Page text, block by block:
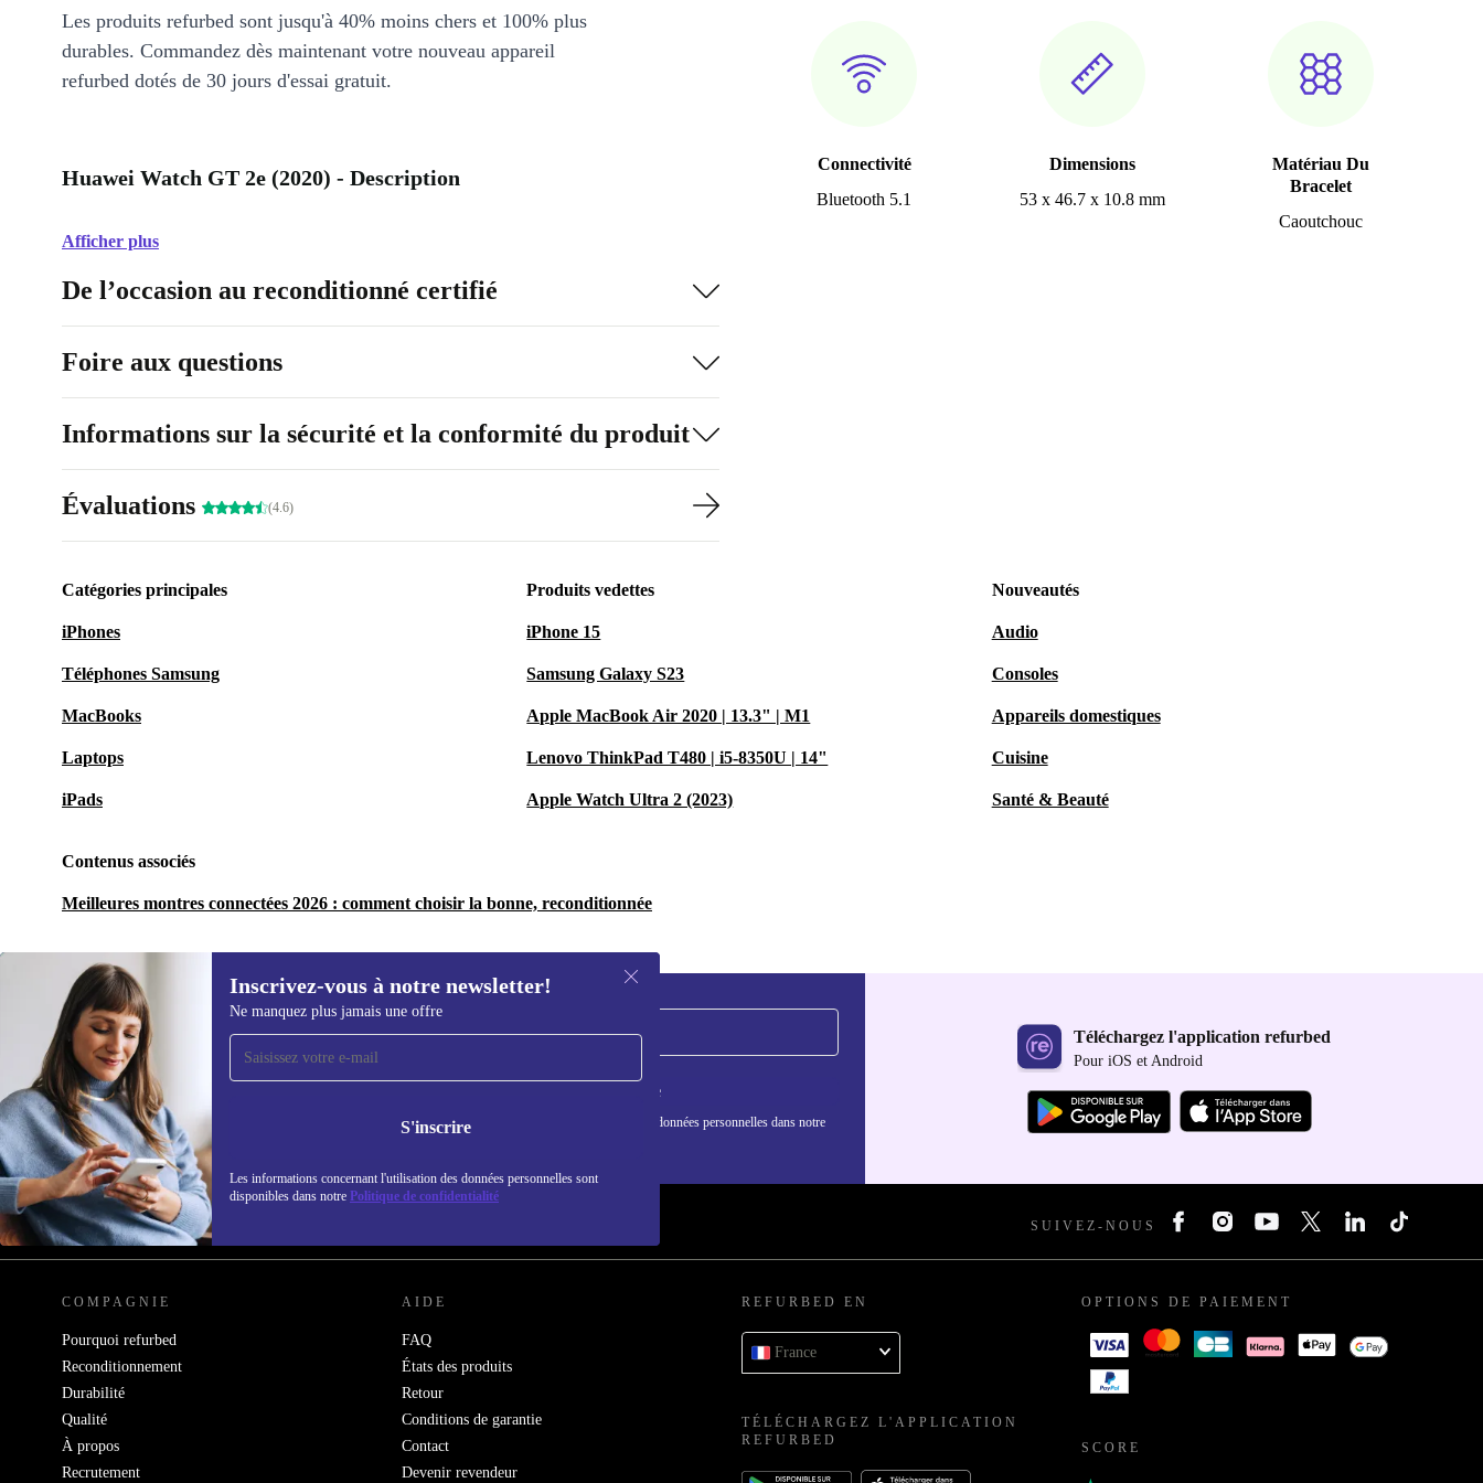
Connectivité
Bluetooth 5.1
Dimensions
53 x 46.7 x 10.8 mm
Matériau Du
Bracelet
Caoutchouc
Les produits refurbed sont jusqu'à 40% moins chers et 100% plus
durables. Commandez dès maintenant votre nouveau appareil
refurbed dotés de 30 jours d'essai gratuit.
Huawei Watch GT 2e (2020) - Description
Afficher plus
De l’occasion au reconditionné certifié
Foire aux questions
Informations sur la sécurité et la conformité du produit
Évaluations (4.6)
Catégories principales
iPhones
Téléphones Samsung
MacBooks
Laptops
iPads
Produits vedettes
iPhone 15
Samsung Galaxy S23
Apple MacBook Air 2020 | 13.3" | M1
Lenovo ThinkPad T480 | i5-8350U | 14"
Apple Watch Ultra 2 (2023)
Nouveautés
Audio
Consoles
Appareils domestiques
Cuisine
Santé & Beauté
Contenus associés
Meilleures montres connectées 2026 : comment choisir la bonne, reconditionnée
Inscrivez-vous à notre newsletter!
Ne manquez plus jamais une offre
S'inscrire
Les informations concernant l'utilisation des données personnelles sont
disponibles dans notre Politique de confidentialité
Recevoir offres et infos de
refurbed par mail
Ne manquez plus aucune offre.
S'inscrire
Retrouvez les informations sur l'utilisation des données personnelles dans notre
Téléchargez l'application refurbed
Pour iOS et Android
REFURBED FRANCE - RETHINK NEW. SUIVEZ-NOUS
COMPAGNIE
Pourquoi refurbed
Reconditionnement
Durabilité
Qualité
À propos
Recrutement
AIDE
FAQ
États des produits
Retour
Conditions de garantie
Contact
Devenir revendeur
REFURBED EN
France
TÉLÉCHARGEZ L'APPLICATION
REFURBED
OPTIONS DE PAIEMENT
SCORE